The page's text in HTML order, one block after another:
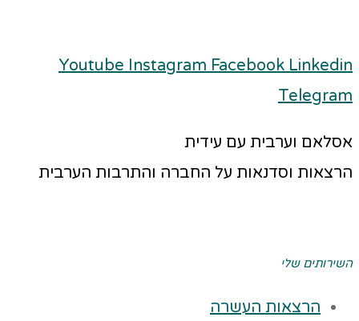
Youtube Instagram Facebook Linkedin
Telegram
אסלאם וערבית עם עידית
הרצאות וסדנאות על החברה והתרבות הערבית
השירותים שלי
הרצאות העשרה